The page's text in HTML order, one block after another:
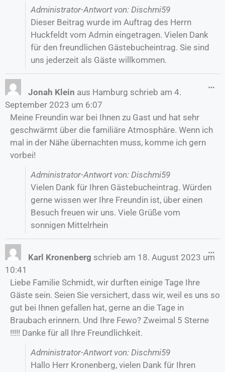
Administrator-Antwort von: Dischmi59
Dieser Beitrag wurde im Auftrag des Herrn
Huckfeldt vom Admin eingetragen. Vielen Dank
für den freundlichen Gästebucheintrag. Sie sind
uns jederzeit als Gäste willkommen.
Jonah Klein aus Hamburg schrieb am 4.
September 2023 um 6:07
Meine Freundin war bei Ihnen zu Gast und hat sehr
geschwärmt über die familiäre Atmosphäre. Wenn ich
mal in der Nähe übernachten muss, komme ich gern
vorbei!
Administrator-Antwort von: Dischmi59
Vielen Dank für Ihren Gästebucheintrag. Würden
gerne wissen wer Ihre Freundin ist, über einen
Besuch freuen wir uns. Viele Grüße vom
sonnigen Mittelrhein
…
Karl Kronenberg schrieb am 18. August 2023 um
10:41
Liebe Familie Schmidt, wir durften einige Tage Ihre
Gäste sein. Seien Sie versichert, dass wir, weil es uns so
gut bei Ihnen gefallen hat, gerne an die Tage in
Braubach erinnern. Und Ihre Fewo? Zweimal 5 Sterne
!!!!! Danke für all Ihre Freundlichkeit.
Administrator-Antwort von: Dischmi59
Hallo Herr Kronenberg, vielen Dank für Ihren
…